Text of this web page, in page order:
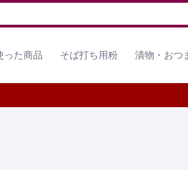
った商品 そば打ち用粉 漬物・おつ